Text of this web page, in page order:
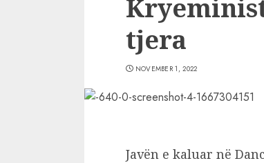
tjera
NOVEMBER 1, 2022
Javën e kaluar në